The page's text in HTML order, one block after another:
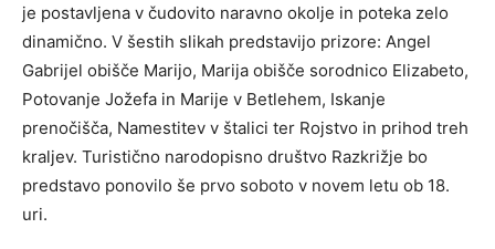
je postavljena v čudovito naravno okolje in poteka zelo
dinamično. V šestih slikah predstavijo prizore: Angel
Gabrijel obišče Marijo, Marija obišče sorodnico Elizabeto,
Potovanje Jožefa in Marije v Betlehem, Iskanje
prenočišča, Namestitev v štalici ter Rojstvo in prihod treh
kraljev. Turistično narodopisno društvo Razkrižje bo
predstavo ponovilo še prvo soboto v novem letu ob 18.
uri.